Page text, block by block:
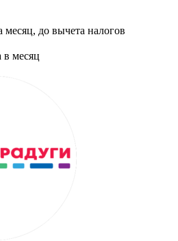
месяц, до вычета налогов
месяц